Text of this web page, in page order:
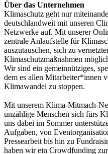
Über das Unternehmen
Klimaschutz geht nur
deutschlandweit mit unseren
Netzwerke auf. Mit unserer
zentrale Anlaufstelle für
auszutauschen, sich zu
Klimaschutzmaßnahmen
Wir sind ein gemeinnütziges,
dem es allen Mitarbeiter*innen
Klimawandel zu stoppen.
Mit unserem Klima-Mitmach-
unzählige Menschen sich fürs
uns dabei im Sommer
Aufgaben, von
Pressearbeit bis hin zu
haben wir ein Crowdfunding